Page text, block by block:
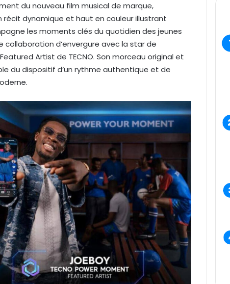
du nouveau film musical de marque,
récit dynamique et haut en couleur illustrant
les moments clés du quotidien des jeunes
d’envergure avec la star de
Artist de TECNO. Son morceau original et
du dispositif d’un rythme authentique et de